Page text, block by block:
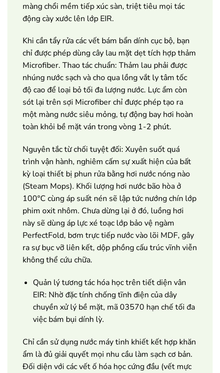
màng chổi mềm tiếp xúc sàn, triệt tiêu mọi tác
động cày xước lên lớp EIR.
Khi cần tẩy rửa các vết bám bẩn dính cục bộ, bạn
chỉ được phép dùng cây lau mặt dẹt tích hợp thảm
Microfiber. Thao tác chuẩn: Thảm lau phải được
nhúng nước sạch và cho qua lồng vắt ly tâm tốc
độ cao để loại bỏ tối đa lượng nước. Lực ẩm còn
sót lại trên sợi Microfiber chỉ được phép tạo ra
một màng nước siêu mỏng, tự động bay hơi hoàn
toàn khỏi bề mặt ván trong vòng 1-2 phút.
Nguyên tắc từ chối tuyệt đối: Xuyên suốt quá
trình vận hành, nghiêm cấm sự xuất hiện của bất
kỳ loại thiết bị phun rửa bằng hơi nước nóng nào
(Steam Mops). Khối lượng hơi nước bão hòa ở
100°C cùng áp suất nén sẽ lập tức nướng chín lớp
phim oxit nhôm. Chưa dừng lại ở đó, luồng hơi
này sẽ dùng áp lực xé toạc lớp bảo vệ ngàm
PerfectFold, bơm trực tiếp nước vào lõi MDF, gây
ra sự bục vỡ liên kết, dộp phồng cấu trúc vĩnh viễn
không thể cứu chữa.
Quản lý tương tác hóa học trên tiết diện vân
EIR: Nhờ đặc tính chống tĩnh điện của dây
chuyền xử lý bề mặt, mã 03570 hạn chế tối đa
việc bám bụi dính lỳ.
Chỉ cần sử dụng nước máy tinh khiết kết hợp khăn
ẩm là đủ giải quyết mọi nhu cầu làm sạch cơ bản.
Đối diện với các vết ố hóa học cứng đầu (vết mực